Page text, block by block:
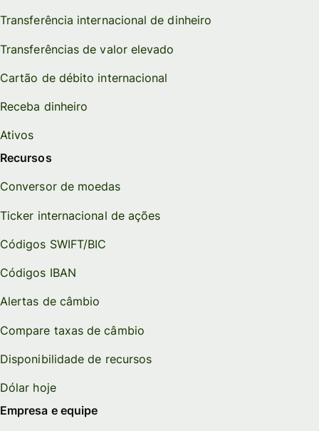
Transferência internacional de dinheiro
Transferências de valor elevado
Cartão de débito internacional
Receba dinheiro
Ativos
Recursos
Conversor de moedas
Ticker internacional de ações
Códigos SWIFT/BIC
Códigos IBAN
Alertas de câmbio
Compare taxas de câmbio
Disponibilidade de recursos
Dólar hoje
Empresa e equipe